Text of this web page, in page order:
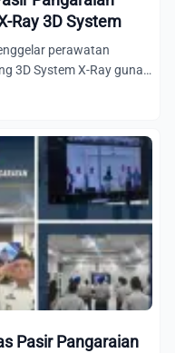
Ray 3D System
perawatan
3D System X-Ray guna
Pasir Pangaraian